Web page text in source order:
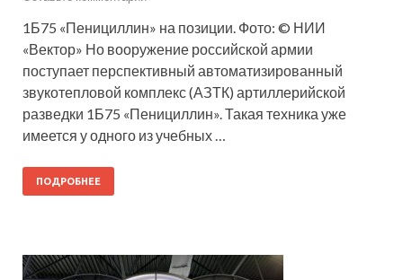
1Б75 «Пенициллин» на позиции. Фото: © НИИ
«Вектор» Но вооружение российской армии
поступает перспективный автоматизированный
звукотепловой комплекс (АЗТК) артиллерийской
разведки 1Б75 «Пенициллин». Такая техника уже
имеется у одного из учебных …
ПОДРОБНЕЕ